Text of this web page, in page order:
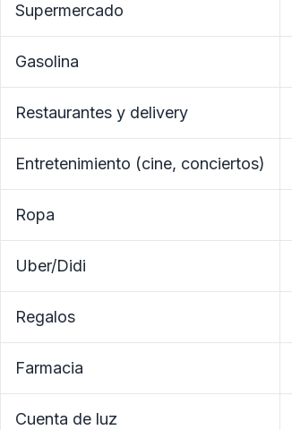
Supermercado
Gasolina
Restaurantes y delivery
Entretenimiento (cine, conciertos)
Ropa
Uber/Didi
Regalos
Farmacia
Cuenta de luz